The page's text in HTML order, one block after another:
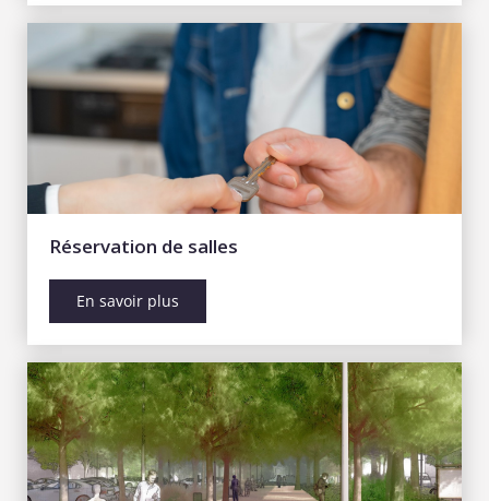
Réservation de salles
En savoir plus